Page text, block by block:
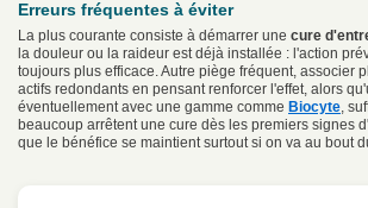
Erreurs fréquentes à éviter
La plus courante consiste à démarrer une cure
la douleur ou la raideur est déjà installée : l'action
toujours plus efficace. Autre piège fréquent, associer
actifs redondants en pensant renforcer l'effet, alors
éventuellement avec une gamme comme Biocyte,
beaucoup arrêtent une cure dès les premiers signes
que le bénéfice se maintient surtout si on va au bout